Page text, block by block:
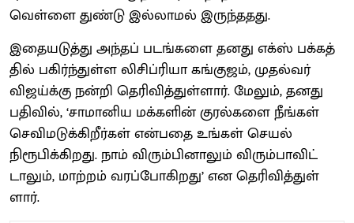
வெள்ளை துண்டு இல்லாமல் இருந்​ததது.
இதையடுத்து அந்​தப் படங்​களை தனது எக்ஸ் பக்​கத்​
தில் பகிர்ந்​துள்ள லிசிப்​ரியா கங்​குஜம், முதல்​வர்
விஜய்க்கு நன்றி தெரி​வித்​துள்​ளார். மேலும், தனது
பதி​வில், ‘சா​மானிய மக்​களின் குரல்​களை நீங்​கள்
செவிமடுக்​கிறீர்​கள் என்​பதை உங்​கள் செயல்
நிரூபிக்​கிறது. நாம் விரும்​பி​னாலும் விரும்​பா​விட்​
டாலும், மாற்​றம்​ வரப்​போகிறது’ என தெரி​வித்​துள்​
ளார்​.